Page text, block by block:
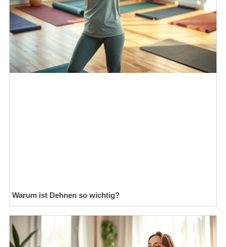
Warum ist Dehnen so wichtig?